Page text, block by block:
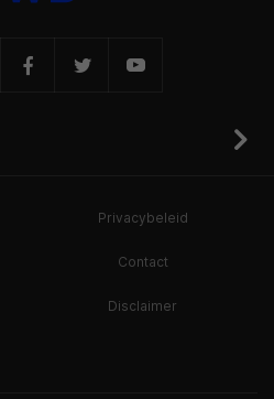
Privacybeleid
Contact
Disclaimer